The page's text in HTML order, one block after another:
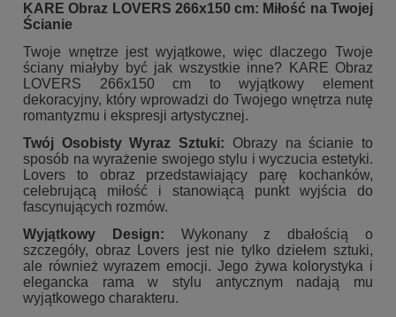
KARE Obraz LOVERS 266x150 cm: Miłość na Twojej
Ścianie
Twoje wnętrze jest wyjątkowe, więc dlaczego Twoje
ściany miałyby być jak wszystkie inne? KARE Obraz
LOVERS 266x150 cm to wyjątkowy element
dekoracyjny, który wprowadzi do Twojego wnętrza nutę
romantyzmu i ekspresji artystycznej.
Twój Osobisty Wyraz Sztuki: Obrazy na ścianie to
sposób na wyrażenie swojego stylu i wyczucia estetyki.
Lovers to obraz przedstawiający parę kochanków,
celebrującą miłość i stanowiącą punkt wyjścia do
fascynujących rozmów.
Wyjątkowy Design: Wykonany z dbałością o
szczegóły, obraz Lovers jest nie tylko dziełem sztuki,
ale również wyrazem emocji. Jego żywa kolorystyka i
elegancka rama w stylu antycznym nadają mu
wyjątkowego charakteru.